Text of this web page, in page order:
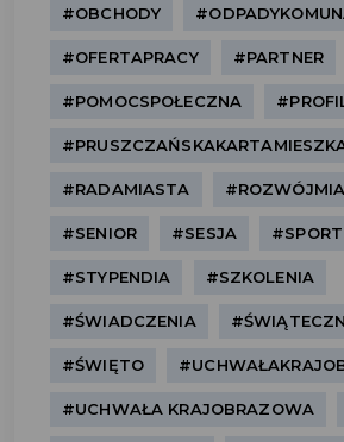
#OBCHODY
#OFERTAPRACY #PARTNER
#POMOCSPOŁECZNA
#RADAMIASTA
#SENIOR #SESJA #SPORT
#STYPENDIA #SZKOLENIA
#ŚWIADCZENIA
#ŚWIĘTO
#UCHWAŁA KRAJOBRAZOWA